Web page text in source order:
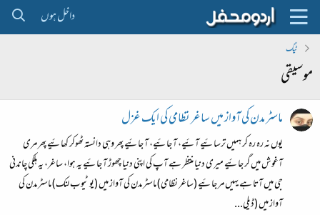
داخل ہوں
ٹیگ
موسیقی
ماسٹر مدن کی آواز میں ساغر نظامی کی ایک غزل
یوں نہ رہ رہ کر ہمیں ترسائیے آئیے، آ جائیے، آ جائیے پھر وہی دانستہ ٹھوکر کھائیے پھر مری
آغوش میں گر جائیے میری دنیا منتظر ہے آپ کی اپنی دنیا چھوڑ آ جائیے یہ ہوا، ساغر، یہ ہلکی چاندنی
جی میں آتا ہے یہیں مر جائیے (ساغر نظامی) ماسٹر مدن کی آواز میں (یو ٹیوب لنک) ماسٹر مدن کی
آواز میں (ڈیلی...